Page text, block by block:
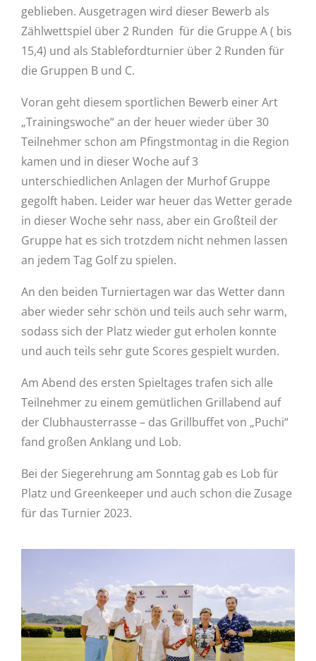
geblieben. Ausgetragen wird dieser Bewerb als
Zählwettspiel über 2 Runden für die Gruppe A ( bis
15,4) und als Stablefordturnier über 2 Runden für
die Gruppen B und C.
Voran geht diesem sportlichen Bewerb einer Art
„Trainingswoche“ an der heuer wieder über 30
Teilnehmer schon am Pfingstmontag in die Region
kamen und in dieser Woche auf 3
unterschiedlichen Anlagen der Murhof Gruppe
gegolft haben. Leider war heuer das Wetter gerade
in dieser Woche sehr nass, aber ein Großteil der
Gruppe hat es sich trotzdem nicht nehmen lassen
an jedem Tag Golf zu spielen.
An den beiden Turniertagen war das Wetter dann
aber wieder sehr schön und teils auch sehr warm,
sodass sich der Platz wieder gut erholen konnte
und auch teils sehr gute Scores gespielt wurden.
Am Abend des ersten Spieltages trafen sich alle
Teilnehmer zu einem gemütlichen Grillabend auf
der Clubhausterrasse – das Grillbuffet von „Puchi“
fand großen Anklang und Lob.
Bei der Siegerehrung am Sonntag gab es Lob für
Platz und Greenkeeper und auch schon die Zusage
für das Turnier 2023.